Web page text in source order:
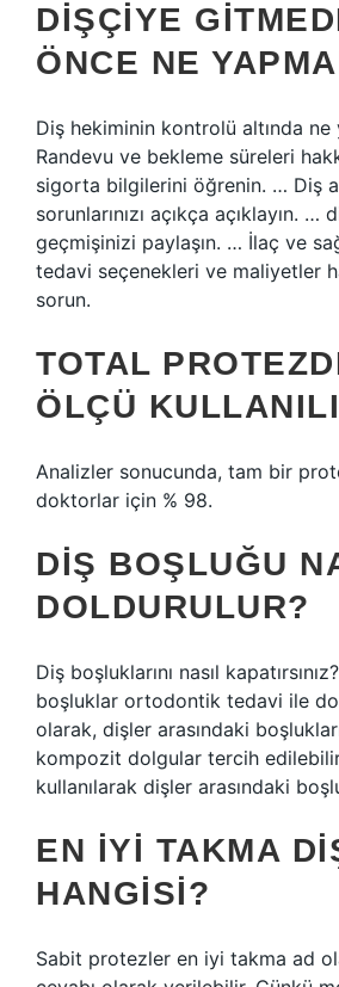
DIŞÇIYE
ÖNCE NE
Diş hekiminin kontrolü altında ne
Randevu ve bekleme süreleri
sigorta bilgilerini öğrenin. … Diş
sorunlarınızı açıkça açıklayın. …
geçmişinizi paylaşın. … İlaç ve
tedavi seçenekleri ve maliyetler
sorun.
TOTAL
ÖLÇÜ
Analizler sonucunda, tam bir
doktorlar için % 98.
DIŞ BOŞLUĞU
DOLDURULUR?
Diş boşluklarını nasıl
boşluklar ortodontik tedavi ile
olarak, dişler arasındaki
kompozit dolgular tercih
kullanılarak dişler arasındaki
EN IYI TAKMA
HANGISI?
Sabit protezler en iyi takma ad